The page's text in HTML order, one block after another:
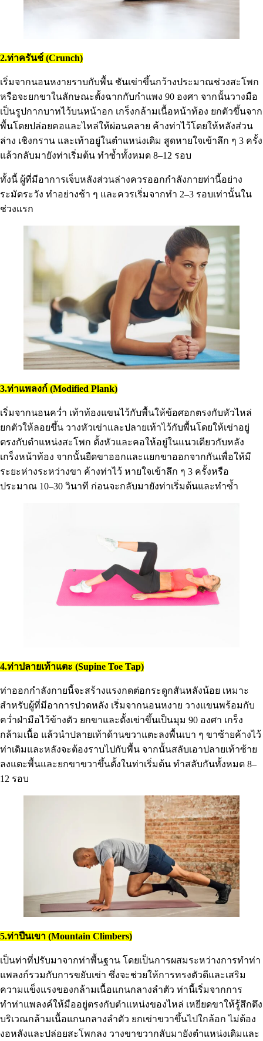
2.ท่าครันช์ (Crunch)
เริ่มจากนอนหงายราบกับพื้น ชันเข่าขึ้นกว้างประมาณช่วงสะโพก
หรือจะยกขาในลักษณะตั้งฉากกับกำแพง 90 องศา จากนั้นวางมือ
เป็นรูปกากบาทไว้บนหน้าอก เกร็งกล้ามเนื้อหน้าท้อง ยกตัวขึ้นจาก
พื้นโดยปล่อยคอและไหล่ให้ผ่อนคลาย ค้างท่าไว้โดยให้หลังส่วน
ล่าง เชิงกราน และเท้าอยู่ในตำแหน่งเดิม สูดหายใจเข้าลึก ๆ 3 ครั้ง
แล้วกลับมายังท่าเริ่มต้น ทำซ้ำทั้งหมด 8–12 รอบ
ทั้งนี้ ผู้ที่มีอาการเจ็บหลังส่วนล่างควรออกกำลังกายท่านี้อย่าง
ระมัดระวัง ทำอย่างช้า ๆ และควรเริ่มจากทำ 2–3 รอบเท่านั้นใน
ช่วงแรก
3.ท่าแพลงก์ (Modified Plank)
เริ่มจากนอนคว่ำ เท้าท้องแขนไว้กับพื้นให้ข้อศอกตรงกับหัวไหล่
ยกตัวให้ลอยขึ้น วางหัวเข่าและปลายเท้าไว้กับพื้นโดยให้เข่าอยู่
ตรงกับตำแหน่งสะโพก ตั้งหัวและคอให้อยู่ในแนวเดียวกับหลัง
เกร็งหน้าท้อง จากนั้นยืดขาออกและแยกขาออกจากกันเพื่อให้มี
ระยะห่างระหว่างขา ค้างท่าไว้ หายใจเข้าลึก ๆ 3 ครั้งหรือ
ประมาณ 10–30 วินาที ก่อนจะกลับมายังท่าเริ่มต้นและทำซ้ำ
4.ท่าปลายเท้าแตะ (Supine Toe Tap)
ท่าออกกำลังกายนี้จะสร้างแรงกดต่อกระดูกสันหลังน้อย เหมาะ
สำหรับผู้ที่มีอาการปวดหลัง เริ่มจากนอนหงาย วางแขนพร้อมกับ
คว่ำฝ่ามือไว้ข้างตัว ยกขาและตั้งเข่าขึ้นเป็นมุม 90 องศา เกร็ง
กล้ามเนื้อ แล้วนำปลายเท้าด้านขวาแตะลงพื้นเบา ๆ ขาซ้ายค้างไว้
ท่าเดิมและหลังจะต้องราบไปกับพื้น จากนั้นสลับเอาปลายเท้าซ้าย
ลงแตะพื้นและยกขาขวาขึ้นตั้งในท่าเริ่มต้น ทำสลับกันทั้งหมด 8–
12 รอบ
5.ท่าปีนเขา (Mountain Climbers)
เป็นท่าที่ปรับมาจากท่าพื้นฐาน โดยเป็นการผสมระหว่างการทำท่า
แพลงก์รวมกับการขยับเข่า ซึ่งจะช่วยให้การทรงตัวดีและเสริม
ความแข็งแรงของกล้ามเนื้อแกนกลางลำตัว ท่านี้เริ่มจากการ
ทำท่าแพลงค์ให้มืออยู่ตรงกับตำแหน่งของไหล่ เหยียดขาให้รู้สึกตึง
บริเวณกล้ามเนื้อแกนกลางลำตัว ยกเข่าขวาขึ้นไปใกล้อก ไม่ต้อง
งอหลังและปล่อยสะโพกลง วางขาขวากลับมายังตำแหน่งเดิมและ